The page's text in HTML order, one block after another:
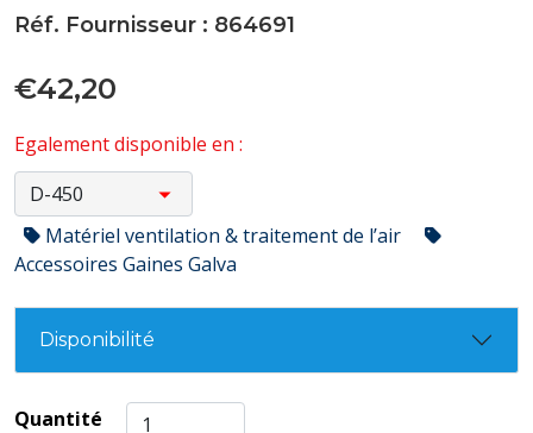
Réf. Fournisseur : 864691
€42,20
Egalement disponible en :
Matériel ventilation & traitement de l’air
Accessoires Gaines Galva
Disponibilité
Quantité